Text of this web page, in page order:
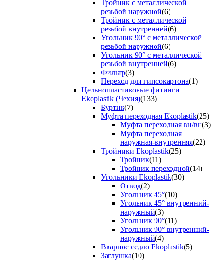
Тройник с металлической
резьбой наружной(6)
Тройник с металлической
резьбой внутренней(6)
Угольник 90° с металлической
резьбой наружной(6)
Угольник 90° с металлической
резьбой внутренней(6)
Фильтр(3)
Переход для гипсокартона(1)
Цельнопластиковые фитинги
Ekoplastik (Чехия)(133)
Буртик(7)
Муфта переходная Ekoplastik(25)
Муфта переходная вн/вн(3)
Муфта переходная
наружная-внутренняя(22)
Тройники Ekoplastik(25)
Тройник(11)
Тройник переходной(14)
Угольники Ekoplastik(30)
Отвод(2)
Угольник 45°(10)
Угольник 45° внутренний-
наружный(3)
Угольник 90°(11)
Угольник 90° внутренний-
наружный(4)
Вварное седло Ekoplastik(5)
Заглушка(10)